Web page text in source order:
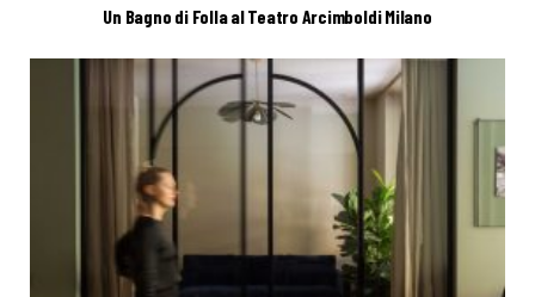
Un Bagno di Folla al Teatro Arcimboldi Milano